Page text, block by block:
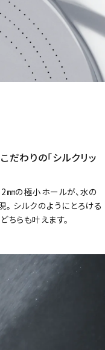
だわりの「シルクリッ
㎜の極小ホールが、水の
シルクのようにとろける
ちらも叶えます。